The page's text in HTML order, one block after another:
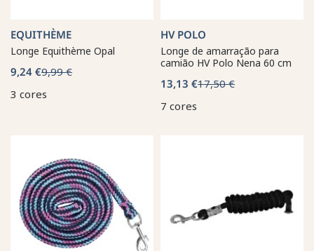
EQUITHÈME
Longe Equithème Opal
9,24 €9,99 €
3 cores
HV POLO
Longe de amarração para
camião HV Polo Nena 60 cm
13,13 €17,50 €
7 cores